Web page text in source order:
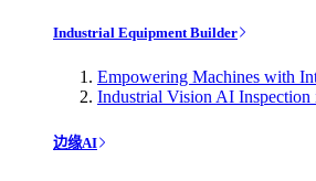
Industrial Equipment Builder
Empowering Machines with
Industrial Vision AI
边缘AI